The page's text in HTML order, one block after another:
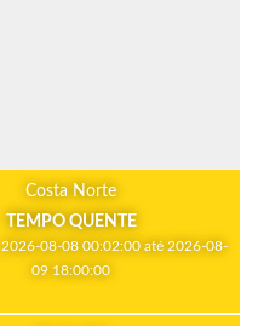
Costa Norte
TEMPO QUENTE
2026-08-08 00:02:00 até 2026-08-
09 18:00:00